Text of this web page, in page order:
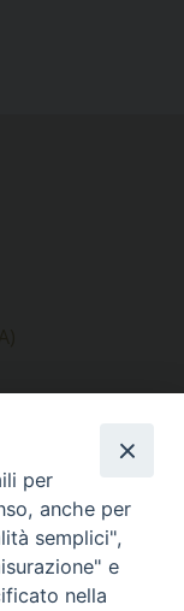
per
anche per
semplici",
e
nella